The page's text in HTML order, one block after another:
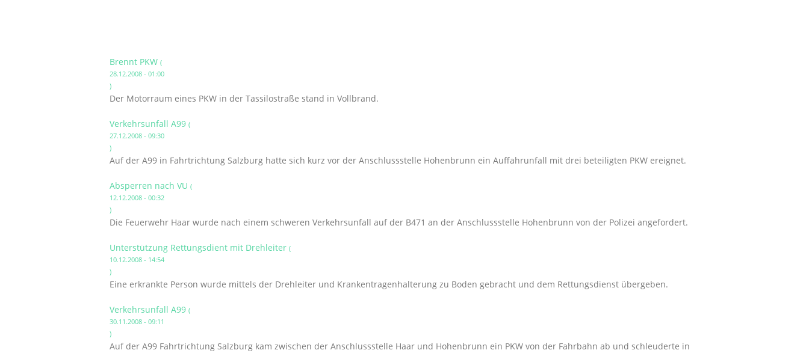
Brennt PKW (
28.12.2008 - 01:00
)
Der Motorraum eines PKW in der Tassilostraße stand in Vollbrand.
Verkehrsunfall A99 (
27.12.2008 - 09:30
)
Auf der A99 in Fahrtrichtung Salzburg hatte sich kurz vor der Anschlussstelle Hohenbrunn ein Auffahrunfall mit drei beteiligten PKW ereignet.
Absperren nach VU (
12.12.2008 - 00:32
)
Die Feuerwehr Haar wurde nach einem schweren Verkehrsunfall auf der B471 an der Anschlussstelle Hohenbrunn von der Polizei angefordert.
Unterstützung Rettungsdient mit Drehleiter (
10.12.2008 - 14:54
)
Eine erkrankte Person wurde mittels der Drehleiter und Krankentragenhalterung zu Boden gebracht und dem Rettungsdienst übergeben.
Verkehrsunfall A99 (
30.11.2008 - 09:11
)
Auf der A99 Fahrtrichtung Salzburg kam zwischen der Anschlussstelle Haar und Hohenbrunn ein PKW von der Fahrbahn ab und schleuderte in